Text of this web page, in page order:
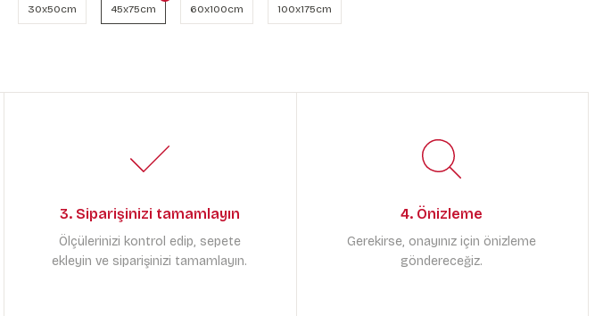
30x50cm 45x75cm 60x100cm 100x175cm
3. Siparişinizi tamamlayın
Ölçülerinizi kontrol edip, sepete
ekleyin ve siparişinizi tamamlayın.
4. Önizleme
Gerekirse, onayınız için önizleme
göndereceğiz.